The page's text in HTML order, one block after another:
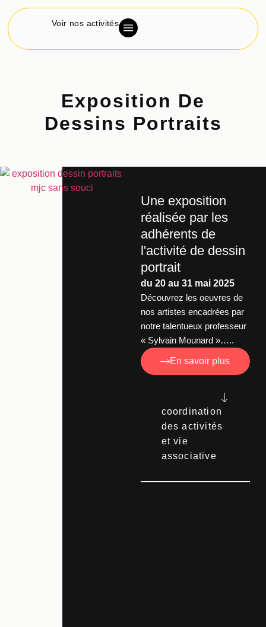
Voir nos activités
Exposition De
Dessins Portraits
Une exposition
réalisée par les
adhérents de
l'activité de dessin
portrait
du 20 au 31 mai 2025
Découvrez les oeuvres de
nos artistes encadrées par
notre talentueux professeur
« Sylvain Mounard »…..
En savoir plus
coordination
des activités
et vie
associative